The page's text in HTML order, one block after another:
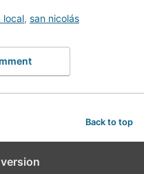
local, san nicolás
Back to top